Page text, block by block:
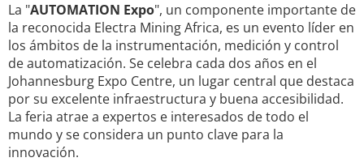
La "AUTOMATION Expo", un componente importante de
la reconocida Electra Mining Africa, es un evento líder en
los ámbitos de la instrumentación, medición y control
de automatización. Se celebra cada dos años en el
Johannesburg Expo Centre, un lugar central que destaca
por su excelente infraestructura y buena accesibilidad.
La feria atrae a expertos e interesados de todo el
mundo y se considera un punto clave para la
innovación.